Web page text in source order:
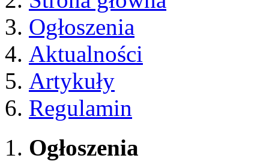
Ogłoszenia
Aktualności
Artykuły
Regulamin
Ogłoszenia